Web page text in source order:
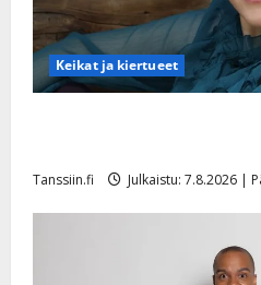
Keikat ja kiertueet
Tanssiin.fi Julkaistu: 7.8.2026 |